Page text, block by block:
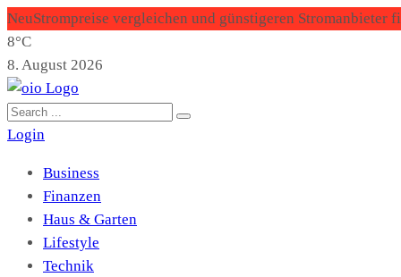
NeuStrompreise vergleichen und günstigeren Stromanbieter
8°C
8. August 2026
Login
Business
Finanzen
Haus & Garten
Lifestyle
Technik